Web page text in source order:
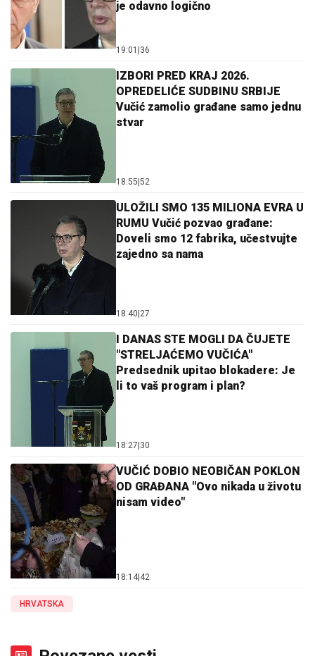
je odavno logično
19:01 36
IZBORI PRED KRAJ 2026.
OPREDELIĆE SUDBINU SRBIJE
Vučić zamolio građane samo jednu
stvar
18:55 52
ULOŽILI SMO 135 MILIONA EVRA U
RUMU Vučić pozvao građane:
Doveli smo 12 fabrika, učestvujte
zajedno sa nama
18:40 27
I DANAS STE MOGLI DA ČUJETE
"STRELJAĆEMO VUČIĆA"
Predsednik upitao blokadere: Je
li to vaš program i plan?
18:27 30
VUČIĆ DOBIO NEOBIČAN POKLON
OD GRAĐANA "Ovo nikada u životu
nisam video"
18:14 42
HRVATSKA